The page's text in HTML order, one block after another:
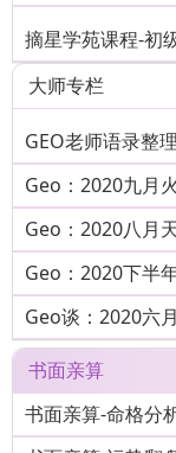
摘星学苑课程-初
大师专栏
GEO老师语录整
Geo：2020九月
Geo：2020八月
Geo：2020下半
Geo谈：2020六
书面亲算
书面亲算-命格分